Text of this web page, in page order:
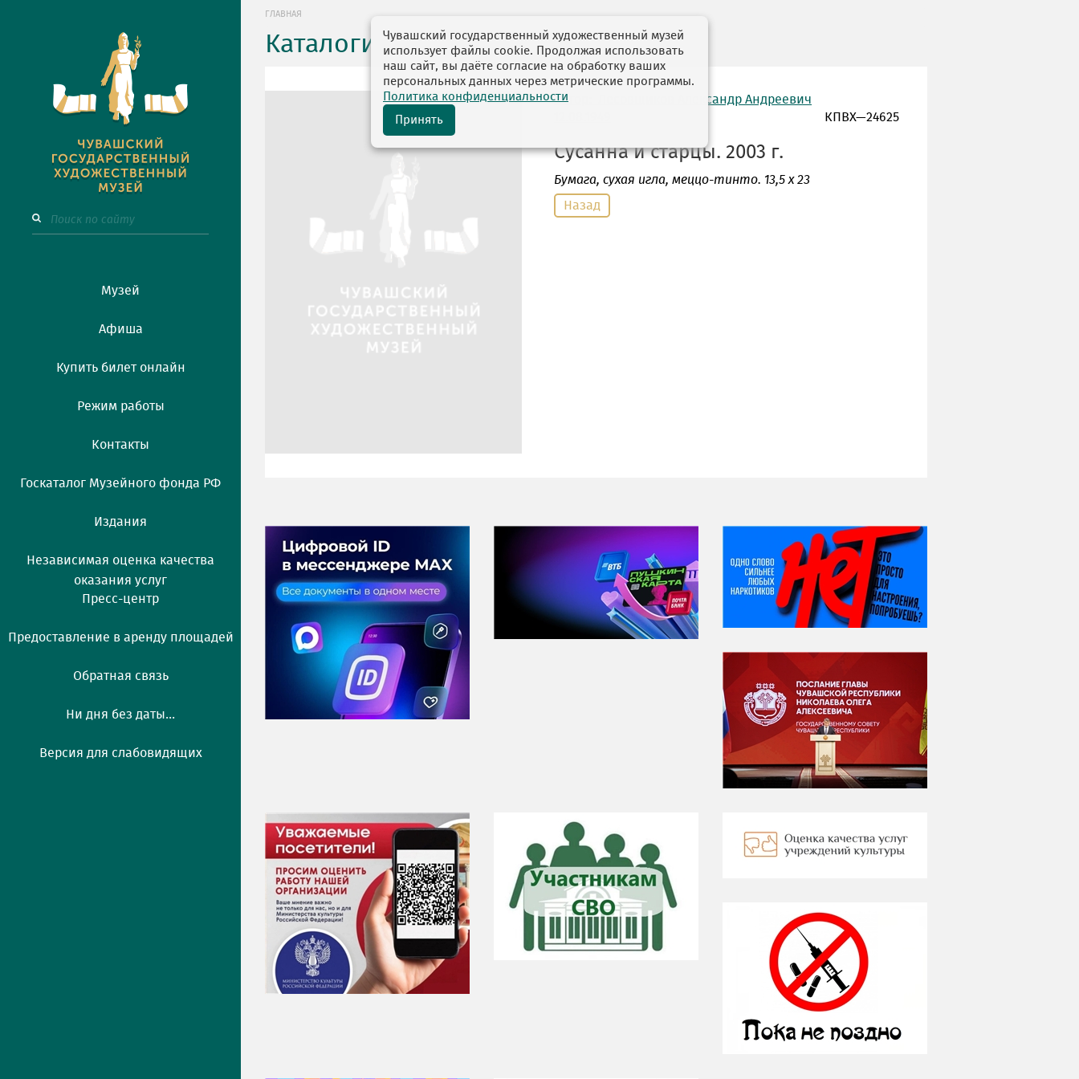
Музей
Афиша
Купить билет онлайн
Режим работы
Контакты
Госкаталог Музейного фонда РФ
Издания
Независимая оценка качества
оказания услуг
Пресс-центр
Предоставление в аренду площадей
Обратная связь
Ни дня без даты...
Версия для слабовидящих
ГЛАВНАЯ
Каталоги выставок
автор: Лесовщиков Александр Андреевич
КПВХ—24625
Сусанна и старцы. 2003 г.
Бумага, сухая игла, меццо-тинто. 13,5 х 23
Назад
НИ ДНЯ БЕЗ ДАТЫ...
08 августа
ВСЕМИРНЫЙ ДЕНЬ
КОШЕК
Чувашский государственный художественный музей
использует файлы cookie. Продолжая использовать
наш сайт, вы даёте согласие на обработку ваших
персональных данных через метрические программы.
Политика конфиденциальности
Принять